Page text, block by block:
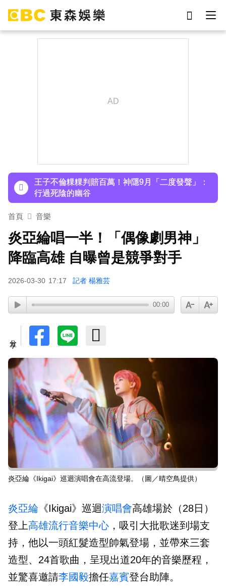
三傳聞」：你在講三小？
王子不倫粿粿判賠百萬！神隱9月「二度發聲」：
行過死陰的幽谷
下載東森App，隨時掌握天下大小事！
小24歲女友背景遭起底！姜厚任12點聲明「駁小
三傳聞」：你在講三小？
首頁 音樂
炎亞綸唱一半！「偶像劇男神」
降臨高雄 自曝曾是競爭對手
2026-03-30 17:17 記者 楊雅芸
00:00
炎亞綸《Ikigai》巡迴演唱會在高流登場。（圖／晴空鳥提供）
炎亞綸 《Ikigai》巡迴演唱會高雄場於（28日）
登上高雄流行音樂中心 ，吸引大批歌迷到場支
持，他以一頭紅髮造型帥氣登場，並帶來三套
造型、24首歌曲，呈現出道20年的音樂歷程，
並驚喜邀請李國毅擔任嘉賓登台助陣。